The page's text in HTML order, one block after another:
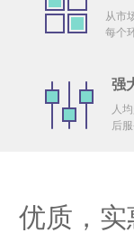
从市
每个
强
人
后
优质，实